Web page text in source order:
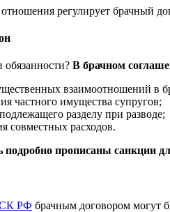
регулирует брачный
В брачном
взаимоотношений в
частного имущества супругов;
разделу при разводе;
совместных расходов.
прописаны санкции
СК РФ брачным договором могут